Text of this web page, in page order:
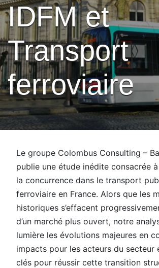
IDFM et
Transport
ferroviaire
Le groupe Colombus Consulting –
publie une étude inédite consacrée à
la concurrence dans le transport
ferroviaire en France. Alors que les
historiques s’effacent
d’un marché plus ouvert, notre
lumière les évolutions majeures en
impacts pour les acteurs du secteur
clés pour réussir cette transition